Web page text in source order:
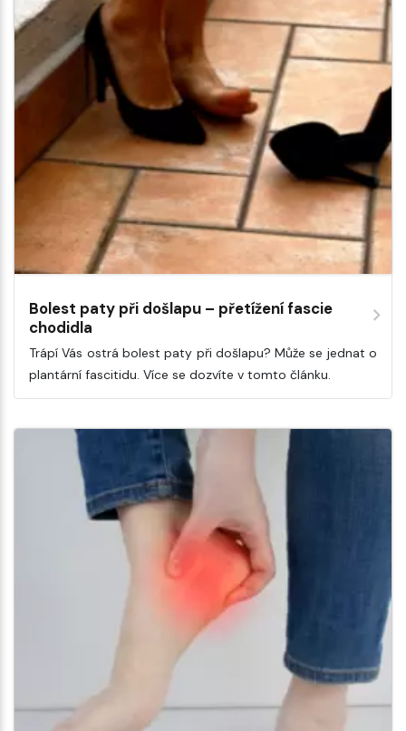
Bolest paty při došlapu – přetížení fascie
chodidla
Trápí Vás ostrá bolest paty při došlapu? Může se jednat o
plantární fascitidu. Více se dozvíte v tomto článku.